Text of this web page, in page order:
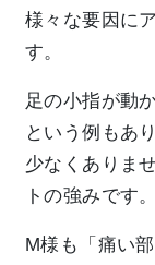
様々な要因に
す。
足の小指が動
という例もあ
少なくありま
トの強みです。
M様も「痛い